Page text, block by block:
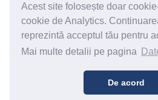
Acest site folosește doar
cookie de Analytics.
reprezintă acceptul tău pentru
Mai multe detalii pe pagina
De acord
Politică Date Personale Termeni
Modalități de Plată
Oferta
Cosanzeana ©
Cufărul Cosânzenei SRL, CIF